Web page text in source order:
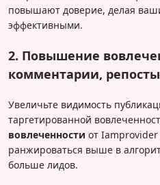
повышают доверие, делая
эффективными.
2. Повышение
комментарии,
Увеличьте видимость
таргетированной
вовлеченности от
ранжироваться выше в
больше лидов.